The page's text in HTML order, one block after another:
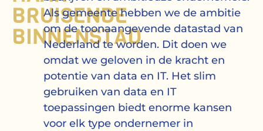
BRUISENDE
BINNENSTAD
Als gemeente hebben we de ambitie
om de toonaangevende datastad van
Nederland te worden. Dit doen we
omdat we geloven in de kracht en
potentie van data en IT. Het slim
gebruiken van data en IT
toepassingen biedt enorme kansen
voor elk type ondernemer in